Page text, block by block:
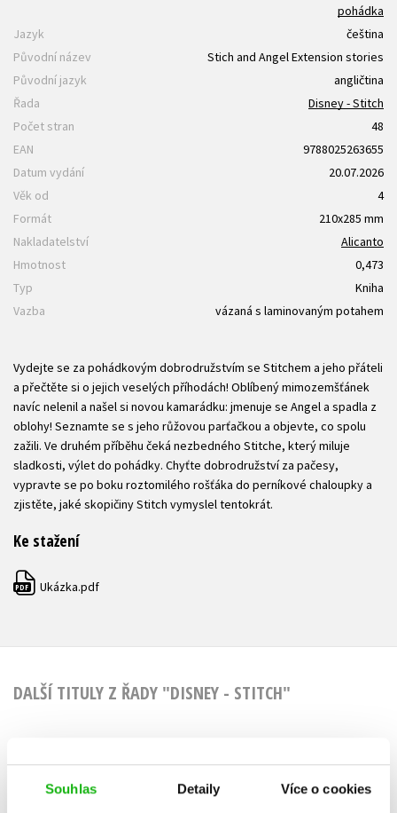
Souhlas Detaily Více o cookies
pohádka
Jazyk
čeština
Původní název
Stich and Angel Extension stories
Původní jazyk
angličtina
Řada
Disney - Stitch
Počet stran
48
EAN
9788025263655
Datum vydání
20.07.2026
Věk od
4
Formát
210x285 mm
Nakladatelství
Alicanto
Hmotnost
0,473
Typ
Kniha
Vazba
vázaná s laminovaným potahem
Vydejte se za pohádkovým dobrodružstvím se Stitchem a jeho přáteli
a přečtěte si o jejich veselých příhodách! Oblíbený mimozemšťánek
navíc nelenil a našel si novou kamarádku: jmenuje se Angel a spadla z
oblohy! Seznamte se s jeho růžovou parťačkou a objevte, co spolu
zažili. Ve druhém příběhu čeká nezbedného Stitche, který miluje
sladkosti, výlet do pohádky. Chyťte dobrodružství za pačesy,
vypravte se po boku roztomilého rošťáka do perníkové chaloupky a
zjistěte, jaké skopičiny Stitch vymyslel tentokrát.
Ke stažení
PDF Ukázka.pdf
DALŠÍ TITULY Z ŘADY "DISNEY - STITCH"
Stitch - Svítící
Stitch -